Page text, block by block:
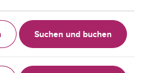
Suchen und buchen